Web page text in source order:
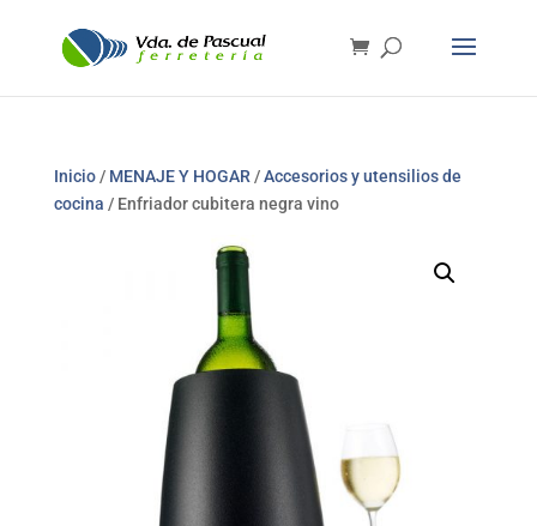
Inicio/ MENAJE Y HOGAR /Accesorios y utensilios de
cocina / Enfriador cubitera negra vino